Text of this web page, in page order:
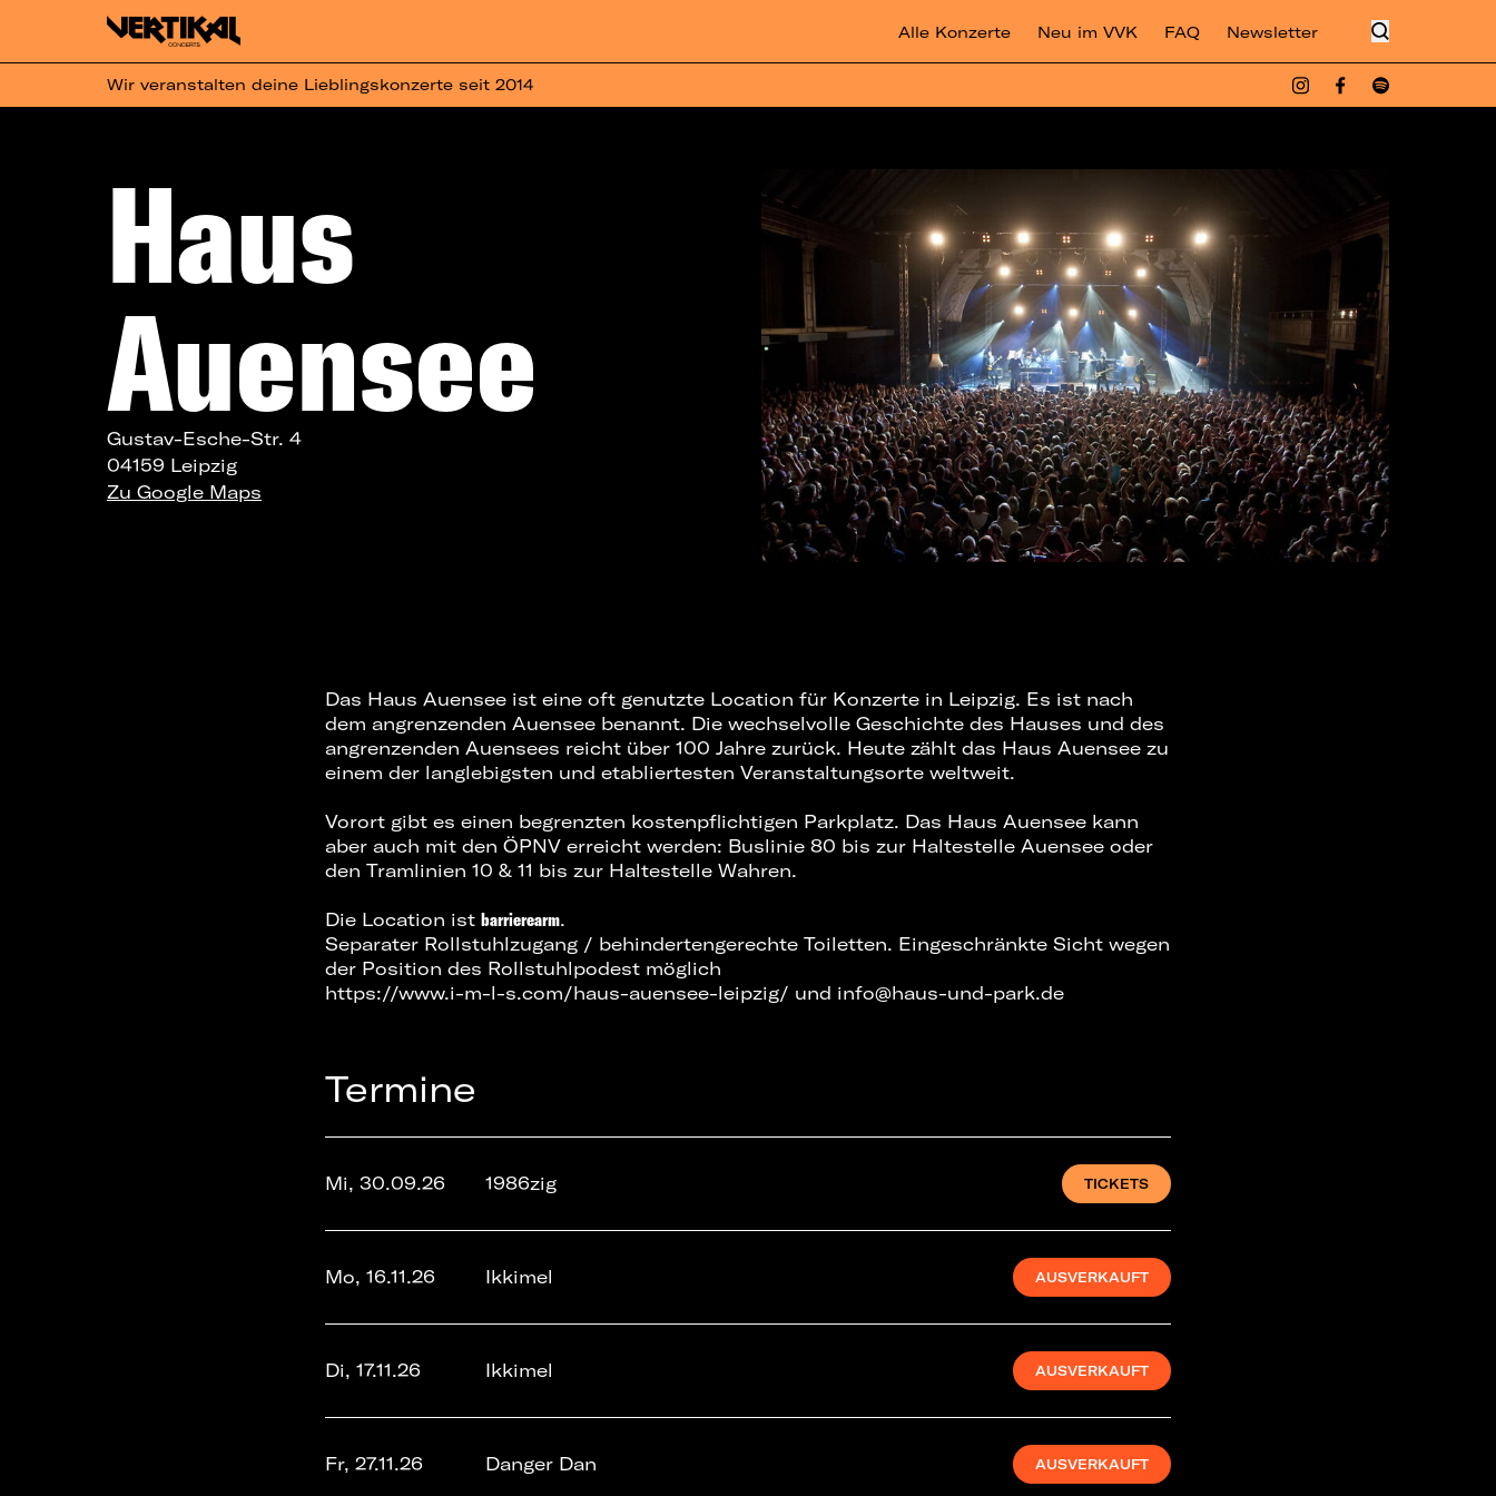
Alle Konzerte Neu im VVK FAQ Newsletter
Wir veranstalten deine Lieblingskonzerte seit 2014
Haus
Auensee
Gustav-Esche-Str. 4
04159 Leipzig
Zu Google Maps
Das Haus Auensee ist eine oft genutzte Location für Konzerte in Leipzig. Es ist nach
dem angrenzenden Auensee benannt. Die wechselvolle Geschichte des Hauses und des
angrenzenden Auensees reicht über 100 Jahre zurück. Heute zählt das Haus Auensee zu
einem der langlebigsten und etabliertesten Veranstaltungsorte weltweit.
Vorort gibt es einen begrenzten kostenpflichtigen Parkplatz. Das Haus Auensee kann
aber auch mit den ÖPNV erreicht werden: Buslinie 80 bis zur Haltestelle Auensee oder
den Tramlinien 10 & 11 bis zur Haltestelle Wahren.
Die Location ist barrierearm.
Separater Rollstuhlzugang / behindertengerechte Toiletten. Eingeschränkte Sicht wegen
der Position des Rollstuhlpodest möglich
https://www.i-m-l-s.com/haus-auensee-leipzig/ und info@haus-und-park.de
Termine
Mi, 30.09.26 1986zig TICKETS
Mo, 16.11.26 Ikkimel AUSVERKAUFT
Di, 17.11.26 Ikkimel AUSVERKAUFT
Fr, 27.11.26 Danger Dan AUSVERKAUFT